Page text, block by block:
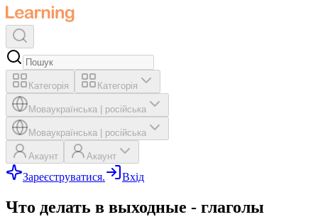
Категорія Категорія
Моваукраїнська російська
Моваукраїнська російська
Акаунт Акаунт
Зареєструватися. Вхід
Что делать в выходные - глаголы